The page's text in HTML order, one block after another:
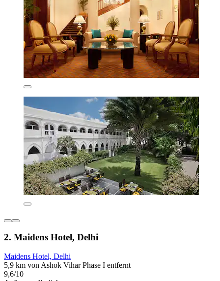
2. Maidens Hotel, Delhi
Maidens Hotel, Delhi
5,9 km von Ashok Vihar Phase I entfernt
9,6/10